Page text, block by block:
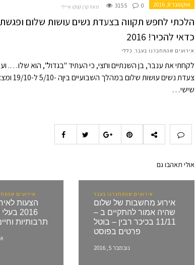
אוקטובר 8, 2016 3155 0 מאת קרן קטקו איילי
כדאי להכיר! 2016
אירועים שהתחברנו בעבר, כללי
לקחתי את ענבר, בן השנתיים וחצי, כי העתיד "בגדול", הוא
צעדת
שישי…
אולי תאהבו גם
אירועים שהתחברנו בעבר
אירוע מחשבות של שלום
שהיה אמור להתקיים ב –
11/11 בכיכר רבין – בוטל
פרטים בפוסט
נובמבר 5, 2016
אירועים
2016
תרבותיות